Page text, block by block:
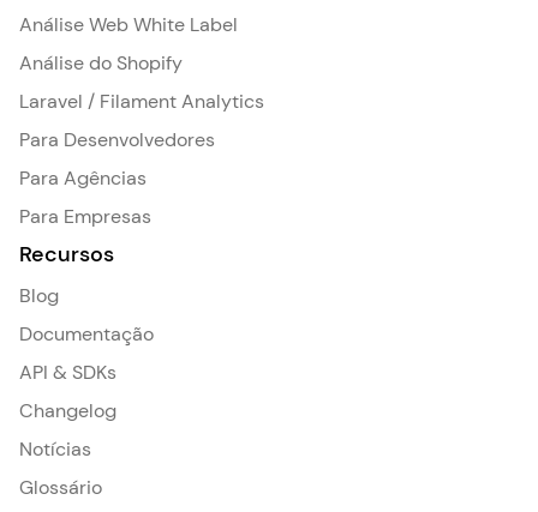
Análise Web White Label
Análise do Shopify
Laravel / Filament Analytics
Para Desenvolvedores
Para Agências
Para Empresas
Recursos
Blog
Documentação
API & SDKs
Changelog
Notícias
Glossário